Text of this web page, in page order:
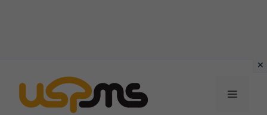
contenuto
MENU